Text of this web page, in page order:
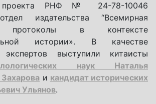
проекта РНФ № 24-78-10046
издательства “Всемирная
протоколы в контексте
истории». В качестве
экспертов выступили китаисты
наук Наталья
и кандидат исторических
Ульянов.